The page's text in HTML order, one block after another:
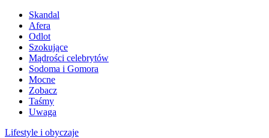
Skandal
Afera
Odlot
Szokujące
Mądrości celebrytów
Sodoma i Gomora
Mocne
Zobacz
Taśmy
Uwaga
Lifestyle i obyczaje